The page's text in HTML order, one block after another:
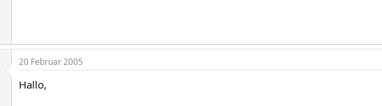
20 Februar 2005
Hallo,